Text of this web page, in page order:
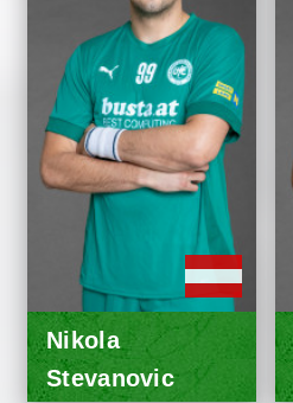
Nikola
Stevanovic